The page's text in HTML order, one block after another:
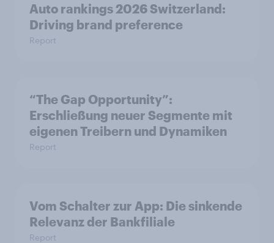
Auto rankings 2026 Switzerland:
Driving brand preference
Report
“The Gap Opportunity”:
Erschließung neuer Segmente mit
eigenen Treibern und Dynamiken
Report
Vom Schalter zur App: Die sinkende
Relevanz der Bankfiliale
Report